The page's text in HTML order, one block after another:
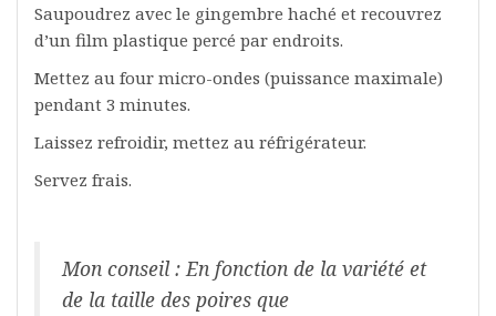
Saupoudrez avec le gingembre haché et recouvrez
d’un film plastique percé par endroits.
Mettez au four micro-ondes (puissance maximale)
pendant 3 minutes.
Laissez refroidir, mettez au réfrigérateur.
Servez frais.
Mon conseil : En fonction de la variété et
de la taille des poires que